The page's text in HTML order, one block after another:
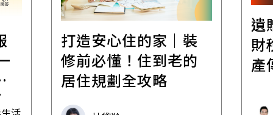
打造安心住的家｜裝
修前必懂！住到老的
居住規劃全攻略
遺
財
產